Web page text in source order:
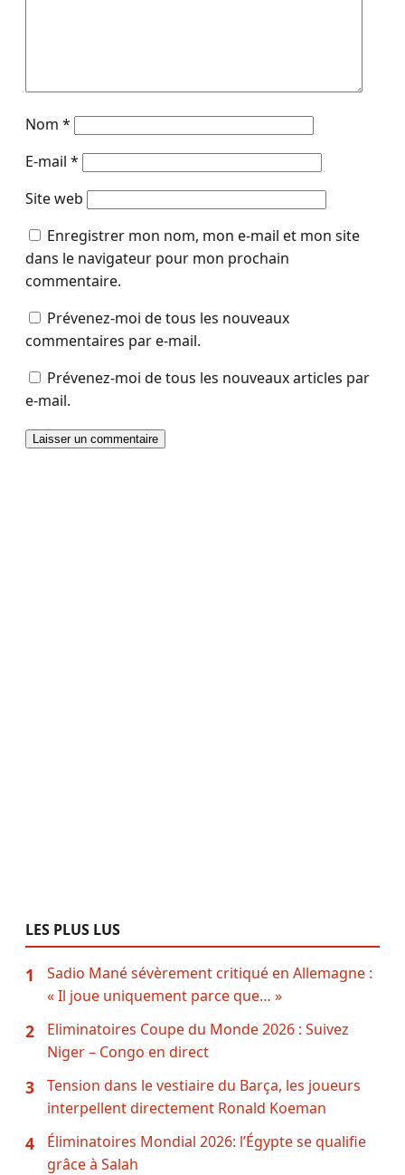
Nom *
E-mail *
Site web
Enregistrer mon nom, mon e-mail et mon site
dans le navigateur pour mon prochain
commentaire.
Prévenez-moi de tous les nouveaux
commentaires par e-mail.
Prévenez-moi de tous les nouveaux articles par
e-mail.
LES PLUS LUS
1
Sadio Mané sévèrement critiqué en Allemagne :
« Il joue uniquement parce que… »
2
Eliminatoires Coupe du Monde 2026 : Suivez
Niger – Congo en direct
3
Tension dans le vestiaire du Barça, les joueurs
interpellent directement Ronald Koeman
4
Éliminatoires Mondial 2026: l’Égypte se qualifie
grâce à Salah